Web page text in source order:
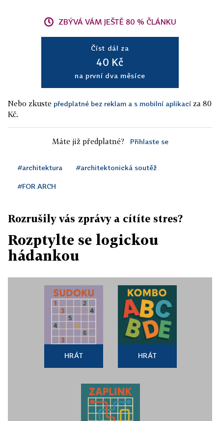
ZBÝVÁ VÁM JEŠTĚ 80 % ČLÁNKU
Číst dál za
40 Kč
na první dva měsíce
Nebo zkuste předplatné bez reklam a s mobilní aplikací za 80
Kč.
Máte již předplatné? Přihlaste se
#architektura #architektonická soutěž
#FOR ARCH
Rozrušily vás zprávy a cítíte stres?
Rozptylte se logickou
hádankou
HRÁT HRÁT